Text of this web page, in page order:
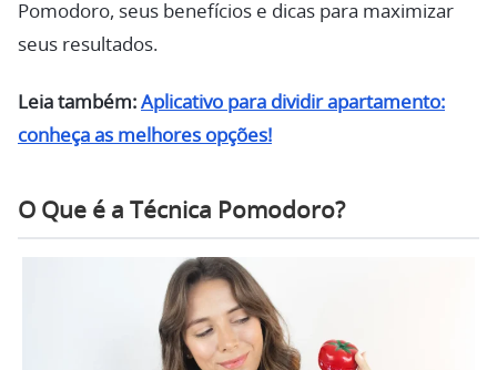
Pomodoro, seus benefícios e dicas para maximizar
seus resultados.
Leia também: Aplicativo para dividir apartamento:
conheça as melhores opções!
O Que é a Técnica Pomodoro?